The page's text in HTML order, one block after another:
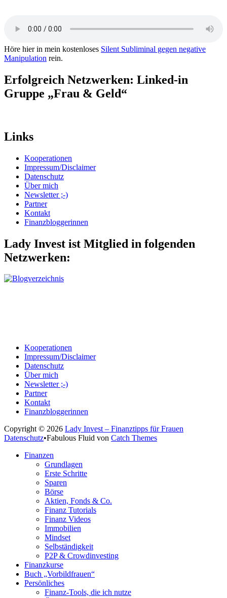
Höre hier in mein kostenloses Silent Subliminal gegen negative
Manipulation rein.
Erfolgreich Netzwerken: Linked-in
Gruppe „Frau & Geld“
Links
Kooperationen
Impressum/Disclaimer
Datenschutz
Über mich
Newsletter ;-)
Partner
Kontakt
Finanzbloggerinnen
Lady Invest ist Mitglied in folgenden
Netzwerken:
Kooperationen
Impressum/Disclaimer
Datenschutz
Über mich
Newsletter ;-)
Partner
Kontakt
Finanzbloggerinnen
Copyright © 2026 Lady Invest – Finanztipps für Frauen
Datenschutz•Fabulous Fluid von Catch Themes
oben
Finanzen
Grundlagen
Erste Schritte
Sparen
Börse
Aktien, Fonds & Co.
Finanz Tutorials
Finanz Videos
Immobilien
Mindset
Selbständigkeit
P2P & Crowdinvesting
Finanzkurse
Buch „Vorbildfrauen“
Persönliches
Finanz-Tools, die ich nutze